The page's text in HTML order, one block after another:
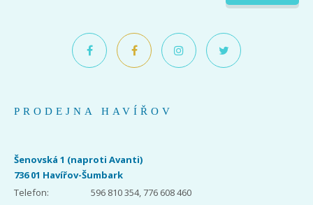
PRODEJNA HAVÍŘOV
Šenovská 1 (naproti Avanti)
736 01 Havířov-Šumbark
Telefon:
596 810 354, 776 608 460